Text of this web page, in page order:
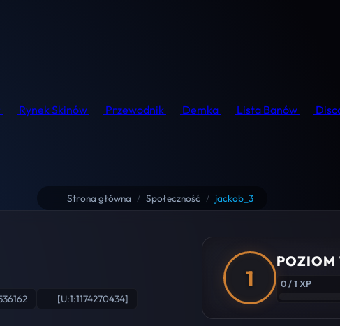
Rynek Skinów Przewodnik Demka Lista Banów
Strona główna / Społeczność / jackob_3
[U:1:1174270434]
1
POZIOM
0 / 1 XP